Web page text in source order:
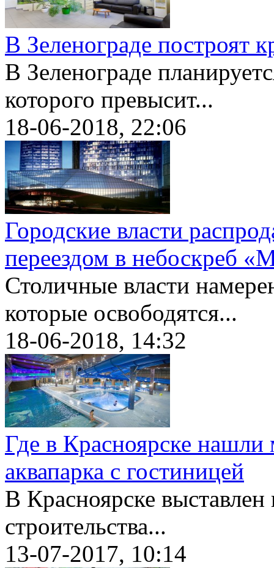
В Зеленограде построят
В Зеленограде
которого превысит...
18-06-2018, 22:06
Городские власти
переездом в небоскреб
Столичные власти
которые освободятся...
18-06-2018, 14:32
Где в Красноярске нашли
аквапарка с гостиницей
В Красноярске
строительства...
13-07-2017, 10:14